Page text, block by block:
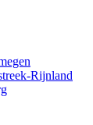
Rijnland